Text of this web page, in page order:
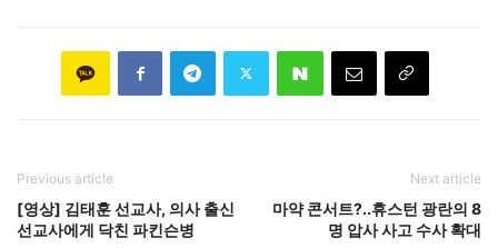
Previous article
[영상] 김태훈 선교사, 의사 출신
선교사에게 닥친 파킨슨병
Next article
마약 콘서트?..휴스턴 광란의 8
명 압사 사고 수사 확대